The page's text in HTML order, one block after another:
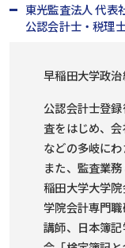
東光監査法人 代表
公認会計士・税理
早稲田大学政治
公認会計士登
査をはじめ、
などの多岐にわ
また、監査業
稲田大学大学
学院会計専門
講師、日本簿